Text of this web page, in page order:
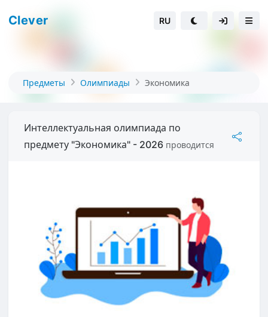
Clever RU
Предметы Олимпиады Экономика
Интеллектуальная олимпиада по
предмету "Экономика" - 2026 проводится